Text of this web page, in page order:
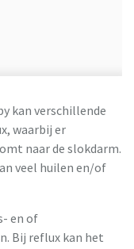
kan verschillende
waarbij er
naar de slokdarm.
veel huilen en/of
en of
Bij reflux kan het